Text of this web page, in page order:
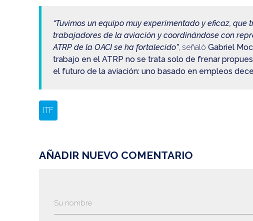
“Tuvimos un equipo muy experimentado y eficaz,
trabajadores de la aviación y coordinándose con
ATRP de la OACI se ha fortalecido”, señaló Gabriel
trabajo en el ATRP no se trata solo de frenar
el futuro de la aviación: uno basado en empleos
ITF
AÑADIR NUEVO COMENTARIO
Su nombre